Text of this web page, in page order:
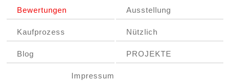
Bewertungen Ausstellung
Kaufprozess Nützlich
Blog PROJEKTE
Impressum